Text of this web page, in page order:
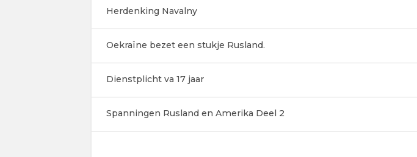
Herdenking Navalny
Oekraïne bezet een stukje Rusland.
Dienstplicht va 17 jaar
Spanningen Rusland en Amerika Deel 2